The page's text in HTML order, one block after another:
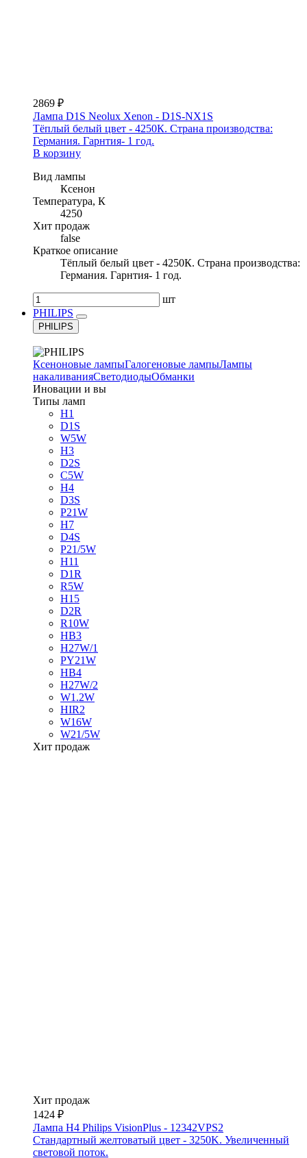
2869 ₽
Лампа D1S Neolux Xenon - D1S-NX1S
Тёплый белый цвет - 4250К. Страна производства:
Германия. Гарнтия- 1 год.
В корзину
Вид лампы
Ксенон
Температура, К
4250
Хит продаж
false
Краткое описание
Тёплый белый цвет - 4250К. Страна производства:
Германия. Гарнтия- 1 год.
шт
PHILIPS
PHILIPS
Ксеноновые лампыГалогеновые лампыЛампы
накаливанияСветодиодыОбманки
Иновации и вы
Типы ламп
H1
D1S
W5W
H3
D2S
C5W
H4
D3S
P21W
H7
D4S
P21/5W
H11
D1R
R5W
H15
D2R
R10W
HB3
H27W/1
PY21W
HB4
H27W/2
W1.2W
HIR2
W16W
W21/5W
Хит продаж
Хит продаж
1424 ₽
Лампа H4 Philips VisionPlus - 12342VPS2
Стандартный желтоватый цвет - 3250K. Увеличенный
световой поток.